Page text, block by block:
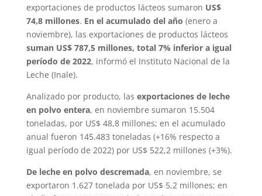
exportaciones de productos lácteos sumaron US$
74,8 millones. En el acumulado del año (enero a
noviembre), las exportaciones de productos lácteos
suman US$ 787,5 millones, total 7% inferior a igual
período de 2022, informó el Instituto Nacional de la
Leche (Inale).
Analizado por producto, las exportaciones de leche
en polvo entera, en noviembre sumaron 15.504
toneladas, por US$ 48,8 millones; en el acumulado
anual fueron 145.483 toneladas (+16% respecto a
igual período de 2022) por US$ 522,2 millones (+3%).
De leche en polvo descremada, en noviembre, se
exportaron 1.627 tonelada por US$ 5,2 millones; en